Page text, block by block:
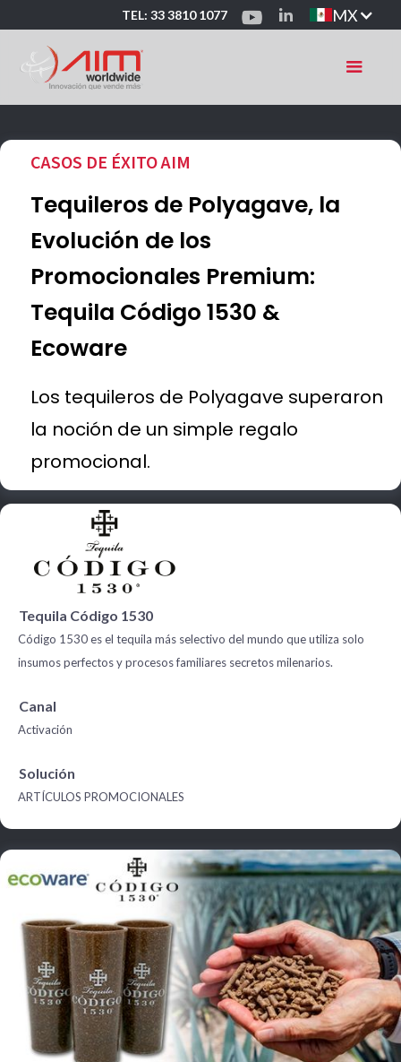
TEL: 33 3810 1077 MX
CASOS DE ÉXITO AIM
Tequileros de Polyagave, la
Evolución de los
Promocionales Premium:
Tequila Código 1530 &
Ecoware
Los tequileros de Polyagave superaron
la noción de un simple regalo
promocional.
Tequila Código 1530
Código 1530 es el tequila más selectivo del mundo que utiliza solo
insumos perfectos y procesos familiares secretos milenarios.
Canal
Activación
Solución
ARTÍCULOS PROMOCIONALES